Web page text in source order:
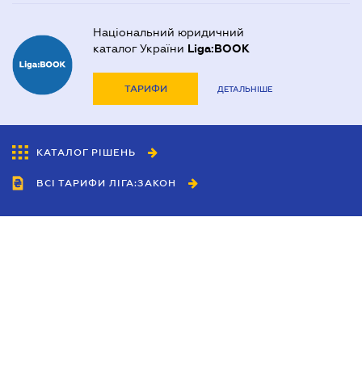
Національний юридичний
каталог України Liga:BOOK
ТАРИФИ ДЕТАЛЬНІШЕ
КАТАЛОГ РІШЕНЬ
ВСІ ТАРИФИ ЛІГА:ЗАКОН